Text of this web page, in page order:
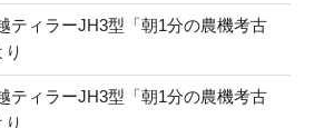
ティラーJH3型「朝1分の農機考古
り
ティラーJH3型「朝1分の農機考古
り